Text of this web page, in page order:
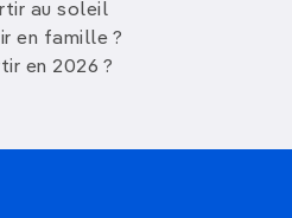
au soleil
en famille ?
en 2026 ?